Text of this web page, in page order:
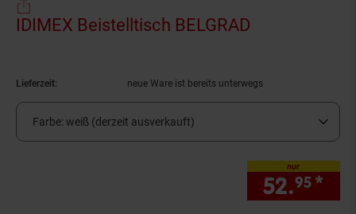
IDIMEX Beistelltisch BELGRAD
Lieferzeit: neue Ware ist bereits unterwegs
Farbe: weiß (derzeit ausverkauft)
nur
52.95 *